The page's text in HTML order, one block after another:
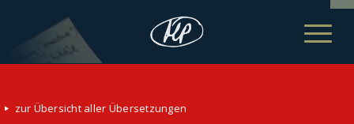
zur Übersicht aller Übersetzungen